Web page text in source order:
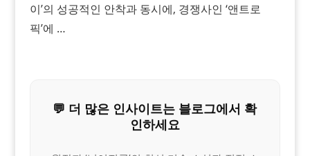
이’의 성공적인 안착과 동시에, 경쟁사인 ‘앤트로
픽’에 …
💬 더 많은 인사이트는 블로그에서 확
인하세요